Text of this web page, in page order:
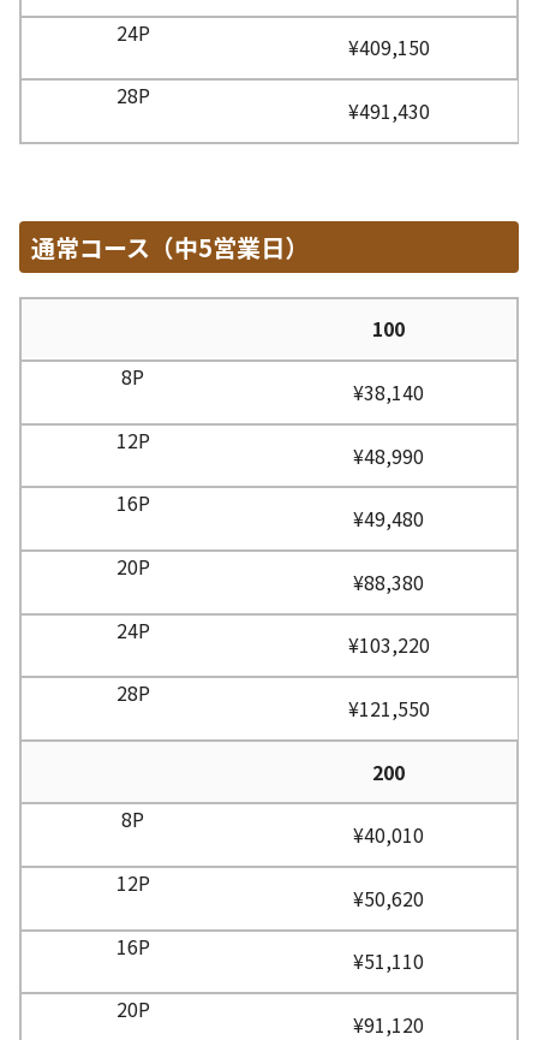
¥409,150
¥491,430
通常コース（中5営業日）
100
¥38,140
¥48,990
¥49,480
¥88,380
¥103,220
¥121,550
200
¥40,010
¥50,620
¥51,110
¥91,120